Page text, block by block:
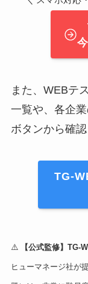
また、WEBテ
一覧や、各企
ボタンから確認
TG-
⚠️ 【公式監修】TG-
ヒューマネージ社が